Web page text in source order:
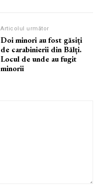
Articolul următor
Doi minori au fost găsiți
de carabinierii din Bălți.
Locul de unde au fugit
minorii